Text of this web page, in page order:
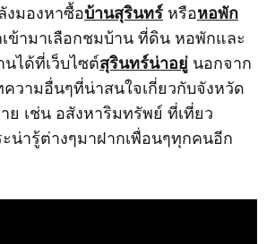
งมองหาซื้อบ้านสุรินทร์ หรือหอพัก
ข้ามาเลือกชมบ้าน ที่ดิน หอพักและ
ได้ที่เว็บไซต์สุรินทร์น่าอยู่ นอกจาก
ความอื่นๆที่น่าสนใจเกี่ยวกับจังหวัด
ย เช่น อสังหาริมทรัพย์ ที่เที่ยว
น่ารู้ต่างๆมาฝากเพื่อนๆทุกคนอีก